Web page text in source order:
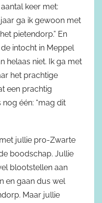
keer met:
ga ik gewoon met
pietendorp.” En
intocht in Meppel
helaas niet. Ik ga met
het prachtige
een prachtig
één: “mag dit
jullie pro-Zwarte
boodschap. Jullie
blootstellen aan
en gaan dus wel
Maar jullie